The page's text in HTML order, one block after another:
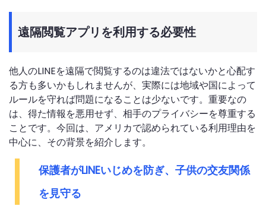
遠隔閲覧アプリを利用する必要性
他人のLINEを遠隔で閲覧するのは違法ではないかと心配す
る方も多いかもしれませんが、実際には地域や国によって
ルールを守れば問題になることは少ないです。重要なの
は、得た情報を悪用せず、相手のプライバシーを尊重する
ことです。今回は、アメリカで認められている利用理由を
中心に、その背景を紹介します。
保護者がLINEいじめを防ぎ、子供の交友関係
を見守る